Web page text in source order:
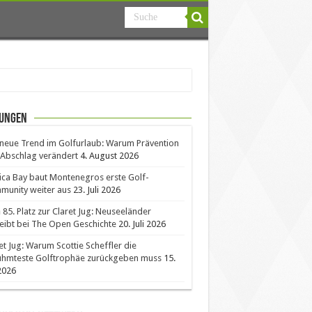
Trend im Golfurlaub: Warum Prävention
verändert 4. August 2026
Bay baut Montenegros erste Golf-
weiter aus 23. Juli 2026
85. Platz zur Claret Jug: Neuseeländer
bei The Open Geschichte 20. Juli 2026
Jug: Warum Scottie Scheffler die
Golftrophäe zurückgeben muss 15.